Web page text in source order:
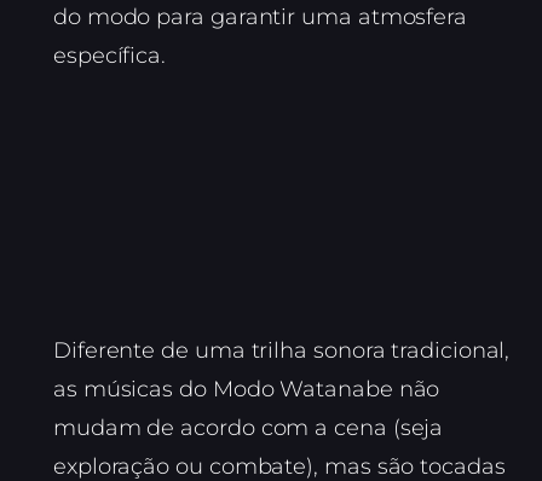
do modo para garantir uma atmosfera
específica.
Diferente de uma trilha sonora tradicional,
as músicas do Modo Watanabe não
mudam de acordo com a cena (seja
exploração ou combate), mas são tocadas